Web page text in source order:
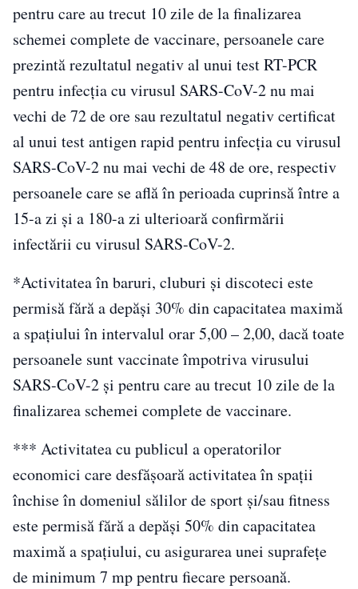
pentru care au trecut 10 zile de la finalizarea
schemei complete de vaccinare, persoanele care
prezintă rezultatul negativ al unui test RT-PCR
pentru infecţia cu virusul SARS-CoV-2 nu mai
vechi de 72 de ore sau rezultatul negativ certificat
al unui test antigen rapid pentru infecţia cu virusul
SARS-CoV-2 nu mai vechi de 48 de ore, respectiv
persoanele care se află în perioada cuprinsă între a
15-a zi şi a 180-a zi ulterioară confirmării
infectării cu virusul SARS-CoV-2.
*Activitatea în baruri, cluburi şi discoteci este
permisă fără a depăşi 30% din capacitatea maximă
a spaţiului în intervalul orar 5,00 – 2,00, dacă toate
persoanele sunt vaccinate împotriva virusului
SARS-CoV-2 şi pentru care au trecut 10 zile de la
finalizarea schemei complete de vaccinare.
*** Activitatea cu publicul a operatorilor
economici care desfăşoară activitatea în spaţii
închise în domeniul sălilor de sport şi/sau fitness
este permisă fără a depăşi 50% din capacitatea
maximă a spaţiului, cu asigurarea unei suprafeţe
de minimum 7 mp pentru fiecare persoană.